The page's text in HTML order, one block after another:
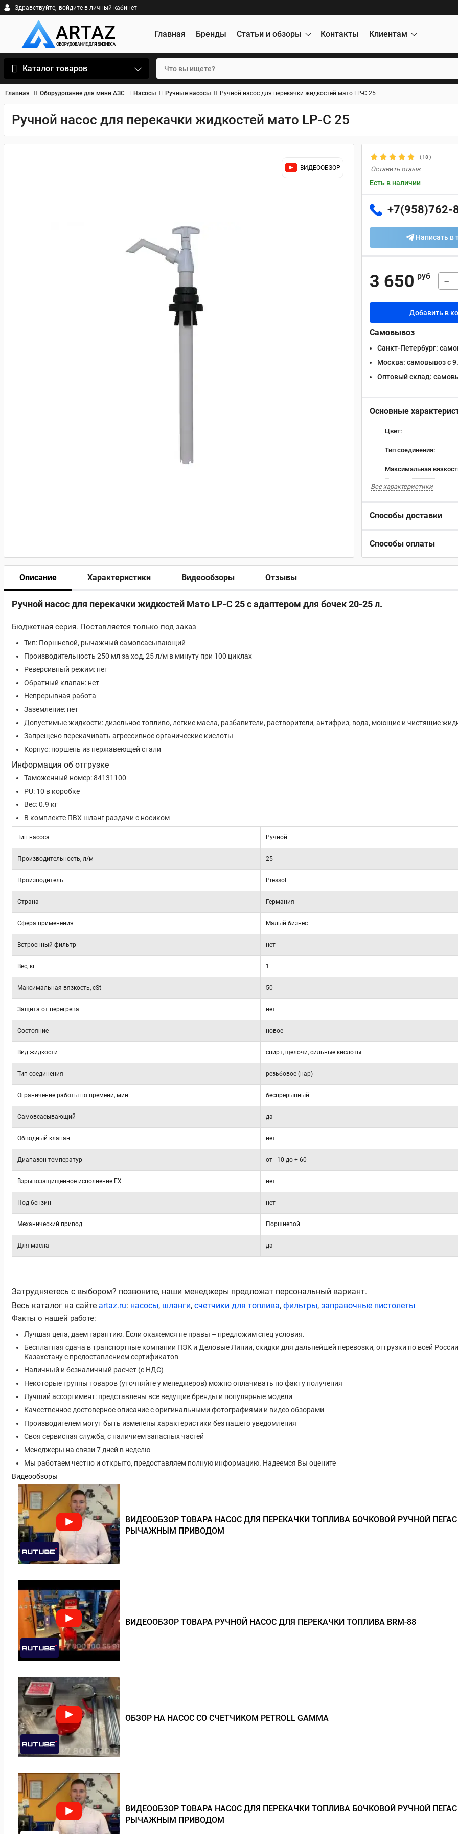
Здравствуйте, войдите в личный кабинет
Главная Бренды Статьи и обзоры Контакты Клиентам
Каталог товаров
Главная Оборудование для мини АЗС Насосы Ручные насосы Ручной насос для перекачки жидкостей мато LP-C 25
Ручной насос для перекачки жидкостей мато LP-C 25
ВИДЕООБЗОР
(18 )
Оставить отзыв
Есть в наличии
+7(958)762-
Написать в
3 650 руб −
Добавить в
Самовывоз
Санкт-Петербург:
Москва: самовывоз с
Оптовый склад:
Основные
Цвет:
Тип соединения:
Максимальная
Все характеристики
Способы доставки
Способы оплаты
Описание Характеристики Видеообзоры Отзывы
Ручной насос для перекачки жидкостей Мато LP-C 25 с адаптером для бочек 20-25 л.
Бюджетная серия. Поставляется только под заказ
Тип: Поршневой, рычажный самовсасывающий
Производительность 250 мл за ход, 25 л/м в минуту при 100 циклах
Реверсивный режим: нет
Обратный клапан: нет
Непрерывная работа
Заземление: нет
Допустимые жидкости: дизельное топливо, легкие масла, разбавители, растворители, антифриз, вода, моющие и чистящие
Запрещено перекачивать агрессивное органические кислоты
Корпус: поршень из нержавеющей стали
Информация об отгрузке
Таможенный номер: 84131100
PU: 10 в коробке
Вес: 0.9 кг
В комплекте ПВХ шланг раздачи с носиком
Тип насоса Ручной
Производительность, л/м 25
Производитель Pressol
Страна Германия
Сфера применения Малый бизнес
Встроенный фильтр нет
Вес, кг 1
Максимальная вязкость, cSt 50
Защита от перегрева нет
Состояние новое
Вид жидкости спирт, щелочи, сильные кислоты
Тип соединения резьбовое (нар)
Ограничение работы по времени, мин беспрерывный
Самовсасывающий да
Обводный клапан нет
Диапазон температур от - 10 до + 60
Взрывозащищенное исполнение EX нет
Под бензин нет
Механический привод Поршневой
Для масла да
Затрудняетесь с выбором? позвоните, наши менеджеры предложат персональный вариант.
Весь каталог на сайте artaz.ru: насосы, шланги, счетчики для топлива, фильтры, заправочные пистолеты
Факты о нашей работе:
Лучшая цена, даем гарантию. Если окажемся не правы – предложим спец условия.
Бесплатная сдача в транспортные компании ПЭК и Деловые Линии, скидки для дальнейшей перевозки, отгрузки по всей
Казахстану с предоставлением сертификатов
Наличный и безналичный расчет (с НДС)
Некоторые группы товаров (уточняйте у менеджеров) можно оплачивать по факту получения
Лучший ассортимент: представлены все ведущие бренды и популярные модели
Качественное достоверное описание с оригинальными фотографиями и видео обзорами
Производителем могут быть изменены характеристики без нашего уведомления
Своя сервисная служба, с наличием запасных частей
Менеджеры на связи 7 дней в неделю
Мы работаем честно и открыто, предоставляем полную информацию. Надеемся Вы оцените
Видеообзоры
ВИДЕООБЗОР ТОВАРА НАСОС ДЛЯ ПЕРЕКАЧКИ ТОПЛИВА БОЧКОВОЙ РУЧНОЙ
РЫЧАЖНЫМ ПРИВОДОМ
ВИДЕООБЗОР ТОВАРА РУЧНОЙ НАСОС ДЛЯ ПЕРЕКАЧКИ ТОПЛИВА BRM-88
ОБЗОР НА НАСОС СО СЧЕТЧИКОМ PETROLL GAMMA
ВИДЕООБЗОР ТОВАРА НАСОС ДЛЯ ПЕРЕКАЧКИ ТОПЛИВА БОЧКОВОЙ РУЧНОЙ
РЫЧАЖНЫМ ПРИВОДОМ